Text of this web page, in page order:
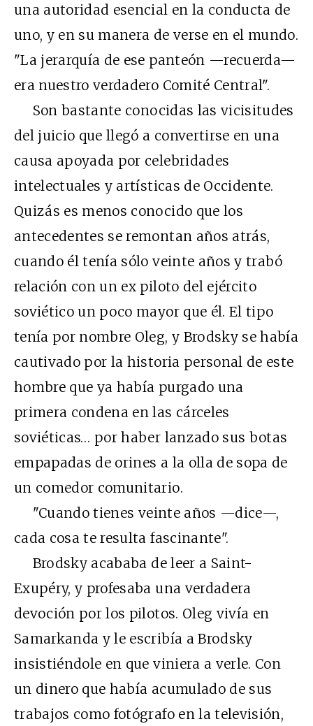
una autoridad esencial en la conducta de
uno, y en su manera de verse en el mundo.
"La jerarquía de ese panteón —recuerda—
era nuestro verdadero Comité Central".
Son bastante conocidas las vicisitudes
del juicio que llegó a convertirse en una
causa apoyada por celebridades
intelectuales y artísticas de Occidente.
Quizás es menos conocido que los
antecedentes se remontan años atrás,
cuando él tenía sólo veinte años y trabó
relación con un ex piloto del ejército
soviético un poco mayor que él. El tipo
tenía por nombre Oleg, y Brodsky se había
cautivado por la historia personal de este
hombre que ya había purgado una
primera condena en las cárceles
soviéticas… por haber lanzado sus botas
empapadas de orines a la olla de sopa de
un comedor comunitario.
"Cuando tienes veinte años —dice—,
cada cosa te resulta fascinante".
Brodsky acababa de leer a Saint-
Exupéry, y profesaba una verdadera
devoción por los pilotos. Oleg vivía en
Samarkanda y le escribía a Brodsky
insistiéndole en que viniera a verle. Con
un dinero que había acumulado de sus
trabajos como fotógrafo en la televisión,